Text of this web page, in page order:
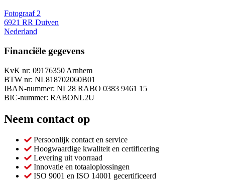
Fotograaf 2
6921 RR Duiven
Nederland
Financiële gegevens
KvK nr: 09176350 Arnhem
BTW nr: NL818702060B01
IBAN-nummer: NL28 RABO 0383 9461 15
BIC-nummer: RABONL2U
Neem contact op
Persoonlijk contact en service
Hoogwaardige kwaliteit en certificering
Levering uit voorraad
Innovatie en totaaloplossingen
ISO 9001 en ISO 14001 gecertificeerd